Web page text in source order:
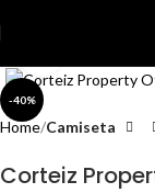
-40%
Home Camiseta
Corteiz